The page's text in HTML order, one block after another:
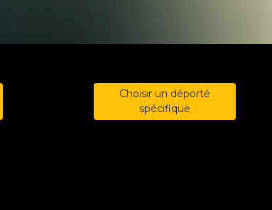
Choisir un déporté
spécifique